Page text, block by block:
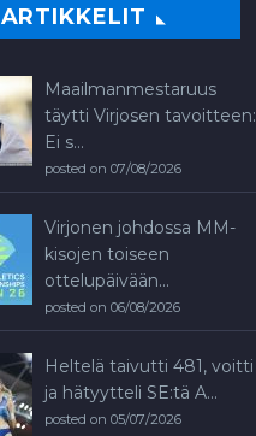
ARTIKKELIT
Maailmanmestaruus
täytti Virjosen tavoitteen:
Ei s...
posted on 07/08/2026
Virjonen johdossa MM-
kisojen toiseen
ottelupäivään...
posted on 06/08/2026
Heltelä taivutti 481, voitti
ja hätyytteli SE:tä A...
posted on 05/07/2026